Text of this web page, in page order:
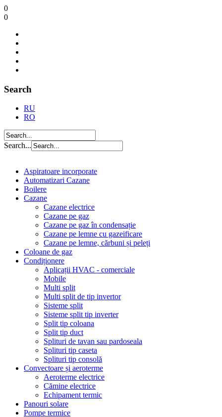
0
0
Search
RU
RO
Search...
Aspiratoare incorporate
Automatizari Cazane
Boilere
Cazane
Cazane electrice
Cazane pe gaz
Cazane pe gaz în condensație
Cazane pe lemne cu gazeificare
Cazane pe lemne, cărbuni și peleți
Coloane de gaz
Condiționere
Aplicații HVAC - comerciale
Mobile
Multi split
Multi split de tip invertor
Sisteme split
Sisteme split tip inverter
Split tip coloana
Split tip duct
Splituri de tavan sau pardoseala
Splituri tip caseta
Splituri tip consolă
Convectoare și aeroterme
Aeroterme electrice
Cămine electrice
Echipament termic
Panouri solare
Pompe termice